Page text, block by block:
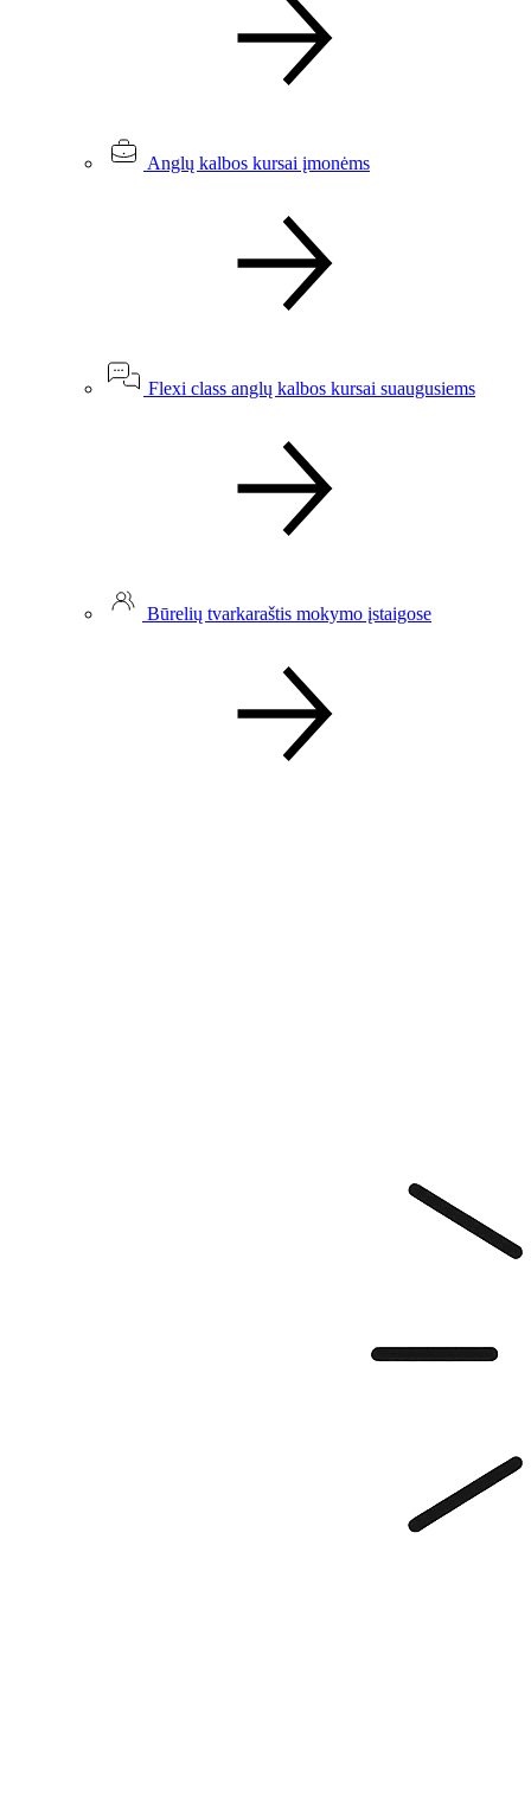
Anglų kalbos kursai įmonėms
Flexi class anglų kalbos kursai suaugusiems
Būrelių tvarkaraštis mokymo įstaigose